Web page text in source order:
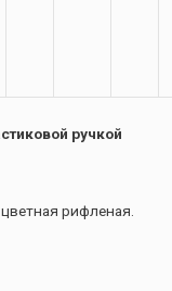
ручкой
рифленая.